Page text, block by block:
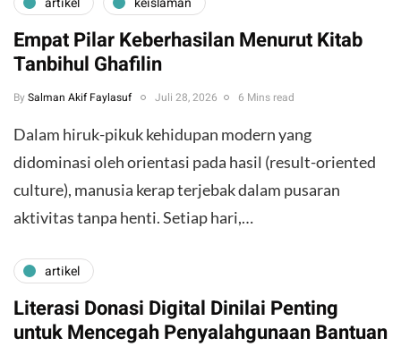
Empat Pilar Keberhasilan Menurut Kitab
Tanbihul Ghafilin
By Salman Akif Faylasuf Juli 28, 2026 6 Mins read
Dalam hiruk-pikuk kehidupan modern yang
didominasi oleh orientasi pada hasil (result-oriented
culture), manusia kerap terjebak dalam pusaran
aktivitas tanpa henti. Setiap hari,…
artikel
Literasi Donasi Digital Dinilai Penting
untuk Mencegah Penyalahgunaan Bantuan